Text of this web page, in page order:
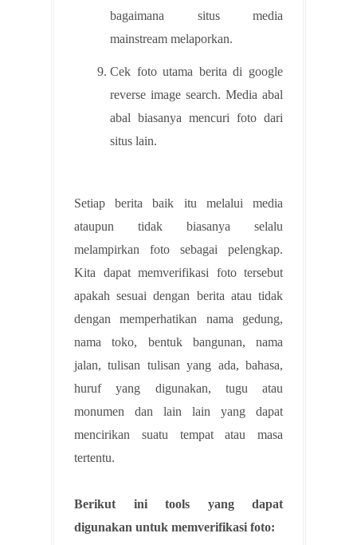
bagaimana situs media
mainstream melaporkan.
Cek foto utama berita di google
reverse image search. Media abal
abal biasanya mencuri foto dari
situs lain.
Setiap berita baik itu melalui media
ataupun tidak biasanya selalu
melampirkan foto sebagai pelengkap.
Kita dapat memverifikasi foto tersebut
apakah sesuai dengan berita atau tidak
dengan memperhatikan nama gedung,
nama toko, bentuk bangunan, nama
jalan, tulisan tulisan yang ada, bahasa,
huruf yang digunakan, tugu atau
monumen dan lain lain yang dapat
mencirikan suatu tempat atau masa
tertentu.
Berikut ini tools yang dapat
digunakan untuk memverifikasi foto: